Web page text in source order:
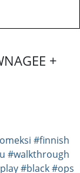
+
#finnish
#walkthrough
#black#ops